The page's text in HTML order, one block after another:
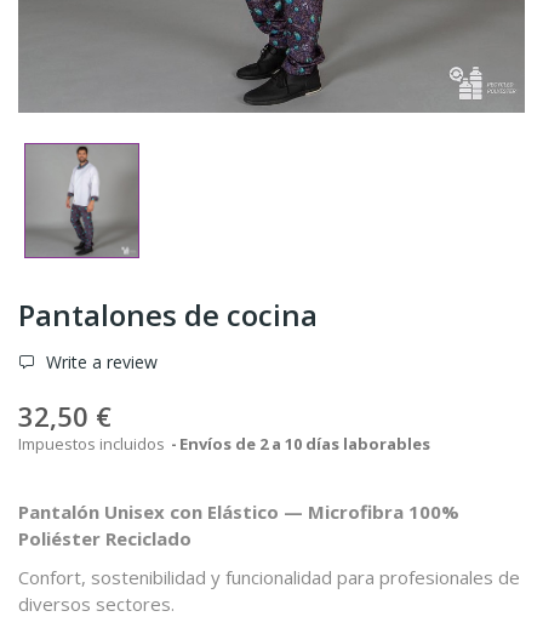
Pantalones de cocina
Write a review
32,50 €
Impuestos incluidos Envíos de 2 a 10 días laborables
Pantalón Unisex con Elástico — Microfibra 100%
Poliéster Reciclado
Confort, sostenibilidad y funcionalidad para profesionales de
diversos sectores.